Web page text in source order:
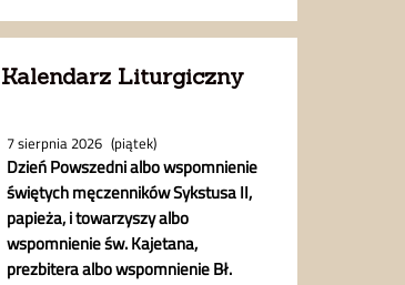
Kalendarz Liturgiczny